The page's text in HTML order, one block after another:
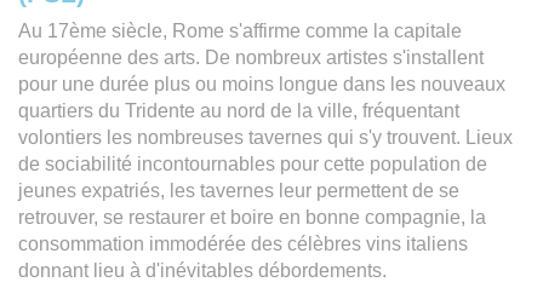
Au 17ème siècle, Rome s'affirme comme la capitale
européenne des arts. De nombreux artistes s'installent
pour une durée plus ou moins longue dans les nouveaux
quartiers du Tridente au nord de la ville, fréquentant
volontiers les nombreuses tavernes qui s'y trouvent. Lieux
de sociabilité incontournables pour cette population de
jeunes expatriés, les tavernes leur permettent de se
retrouver, se restaurer et boire en bonne compagnie, la
consommation immodérée des célèbres vins italiens
donnant lieu à d'inévitables débordements.